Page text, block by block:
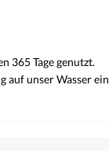
365 Tage genutzt.
auf unser Wasser ein